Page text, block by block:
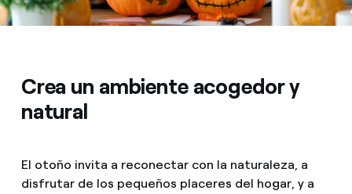
Crea un ambiente acogedor y
natural
El otoño invita a reconectar con la naturaleza, a
disfrutar de los pequeños placeres del hogar, y a